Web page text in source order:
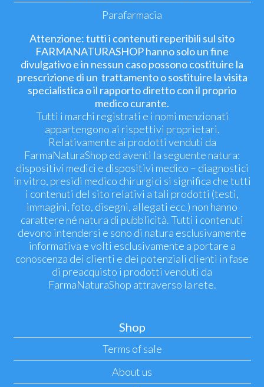
Parafarmacia
Attenzione: tutti i contenuti reperibili sul sito
FARMANATURASHOP hanno solo un fine
divulgativo e in nessun caso possono costituire la
prescrizione di un trattamento o sostituire la visita
specialistica o il rapporto diretto con il proprio
medico curante.
Tutti i marchi registrati e i nomi menzionati
appartengono ai rispettivi proprietari.
Relativamente ai prodotti venduti da
FarmaNaturaShop ed aventi la seguente natura:
dispositivi medici e dispositivi medico – diagnostici
in vitro, presidi medico chirurgici si significa che tutti
i contenuti del sito relativi a tali prodotti (testi,
immagini, foto, disegni, allegati ecc.) non hanno
carattere né natura di pubblicità. Tutti i contenuti
devono intendersi e sono di natura esclusivamente
informativa e volti esclusivamente a portare a
conoscenza dei clienti e dei potenziali clienti in fase
di preacquisto i prodotti venduti da
FarmaNaturaShop attraverso la rete.
Shop
Terms of sale
About us